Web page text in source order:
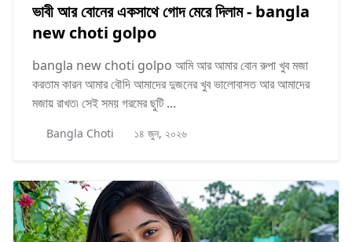
ভাবী আর বোনের একসাথে গোদ মেরে দিলাম - bangla
new choti golpo
bangla new choti golpo আমি আর আমার বোন রুপা খুব মজা
করতাম কারন আমার বৌদি আমাদের দুজনের খুব ভালোবাসত আর আমাদের
মজায় রাখত৷ সেই সময় গরমের ছুটি ...
Bangla Choti ১৪ জুন, ২০২৬